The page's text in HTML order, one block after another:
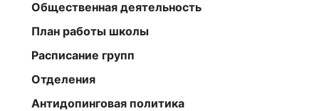
Общественная деятельность
План работы школы
Расписание групп
Отделения
Антидопинговая политика